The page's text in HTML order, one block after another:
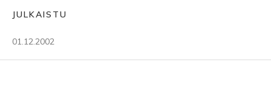
JULKAISTU
01.12.2002